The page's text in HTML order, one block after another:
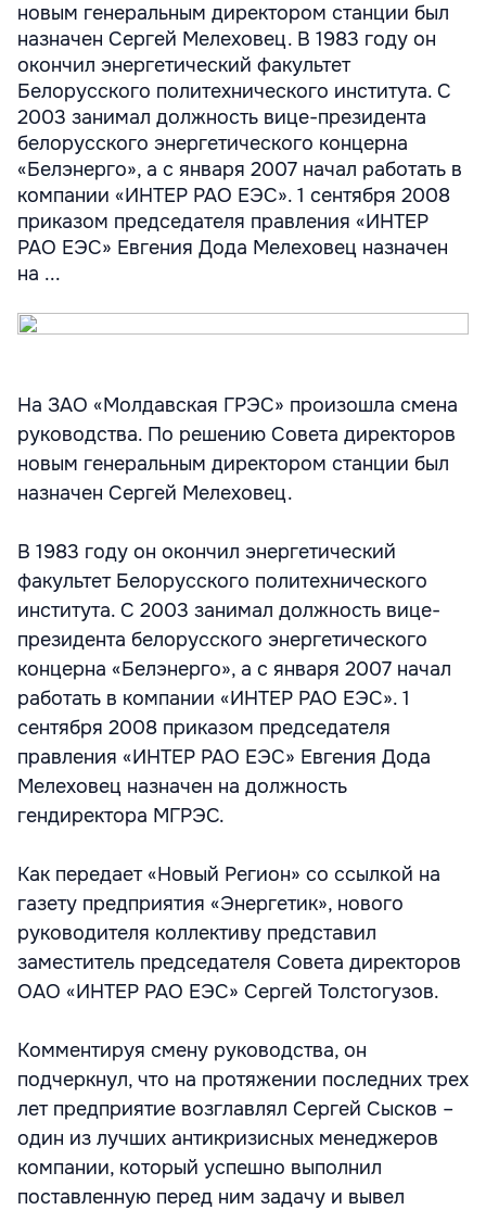
новым генеральным директором станции был
назначен Сергей Мелеховец. В 1983 году он
окончил энергетический факультет
Белорусского политехнического института. С
2003 занимал должность вице-президента
белорусского энергетического концерна
«Белэнерго», а с января 2007 начал работать в
компании «ИНТЕР РАО ЕЭС». 1 сентября 2008
приказом председателя правления «ИНТЕР
РАО ЕЭС» Евгения Дода Мелеховец назначен
на ...
На ЗАО «Молдавская ГРЭС» произошла смена
руководства. По решению Совета директоров
новым генеральным директором станции был
назначен Сергей Мелеховец.
В 1983 году он окончил энергетический
факультет Белорусского политехнического
института. С 2003 занимал должность вице-
президента белорусского энергетического
концерна «Белэнерго», а с января 2007 начал
работать в компании «ИНТЕР РАО ЕЭС». 1
сентября 2008 приказом председателя
правления «ИНТЕР РАО ЕЭС» Евгения Дода
Мелеховец назначен на должность
гендиректора МГРЭС.
Как передает «Новый Регион» со ссылкой на
газету предприятия «Энергетик», нового
руководителя коллективу представил
заместитель председателя Совета директоров
ОАО «ИНТЕР РАО ЕЭС» Сергей Толстогузов.
Комментируя смену руководства, он
подчеркнул, что на протяжении последних трех
лет предприятие возглавлял Сергей Сысков –
один из лучших антикризисных менеджеров
компании, который успешно выполнил
поставленную перед ним задачу и вывел